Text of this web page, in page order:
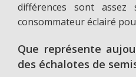
différences sont
consommateur éclairé
Que représente
des échalotes de